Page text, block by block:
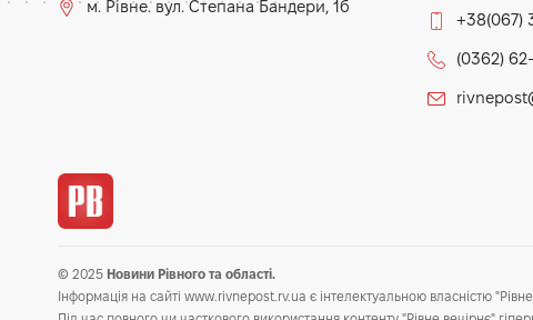
м. Рівне. вул. Степана Бандери, 1б
+38(067)
(0362)
© 2025 Новини Рівного та області.
Інформація на сайті www.rivnepost.rv.ua є інтелектуальною власністю "Рівне